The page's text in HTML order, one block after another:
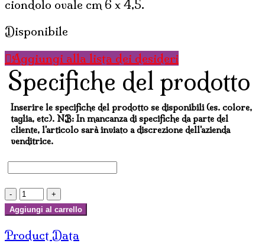
ciondolo ovale cm 6 x 4,5.
Disponibile
Aggiungi alla lista dei desideri
Specifiche del prodotto
Inserire le specifiche del prodotto se disponibili (es. colore,
taglia, etc). NB: In mancanza di specifiche da parte del
cliente, l'articolo sarà inviato a discrezione dell'azienda
venditrice.
COLLANE
MULTIFILI
CON
Aggiungi al carrello
Product Data